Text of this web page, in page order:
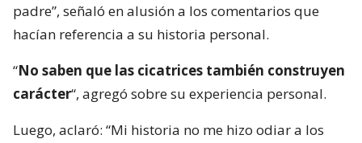
padre”, señaló en alusión a los comentarios que
hacían referencia a su historia personal.
“No saben que las cicatrices también construyen
carácter“, agregó sobre su experiencia personal.
Luego, aclaró: “Mi historia no me hizo odiar a los